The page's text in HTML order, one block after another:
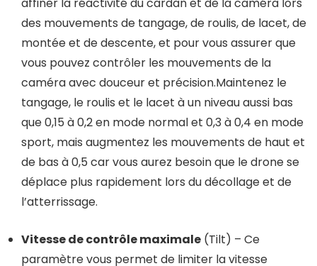
affiner la réactivité du cardan et de la caméra lors
des mouvements de tangage, de roulis, de lacet, de
montée et de descente, et pour vous assurer que
vous pouvez contrôler les mouvements de la
caméra avec douceur et précision.Maintenez le
tangage, le roulis et le lacet à un niveau aussi bas
que 0,15 à 0,2 en mode normal et 0,3 à 0,4 en mode
sport, mais augmentez les mouvements de haut et
de bas à 0,5 car vous aurez besoin que le drone se
déplace plus rapidement lors du décollage et de
l’atterrissage.
Vitesse de contrôle maximale (Tilt) – Ce
paramètre vous permet de limiter la vitesse